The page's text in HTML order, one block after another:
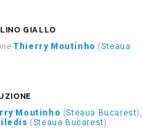
GIALLO
Thierry Moutinho (Steaua
Moutinho (Steaua Bucarest),
(Steaua Bucarest)